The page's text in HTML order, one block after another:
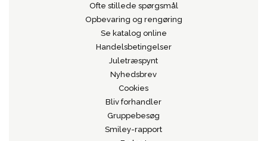
Ofte stillede spørgsmål
Opbevaring og rengøring
Se katalog online
Handelsbetingelser
Juletræspynt
Nyhedsbrev
Cookies
Bliv forhandler
Gruppebesøg
Smiley-rapport